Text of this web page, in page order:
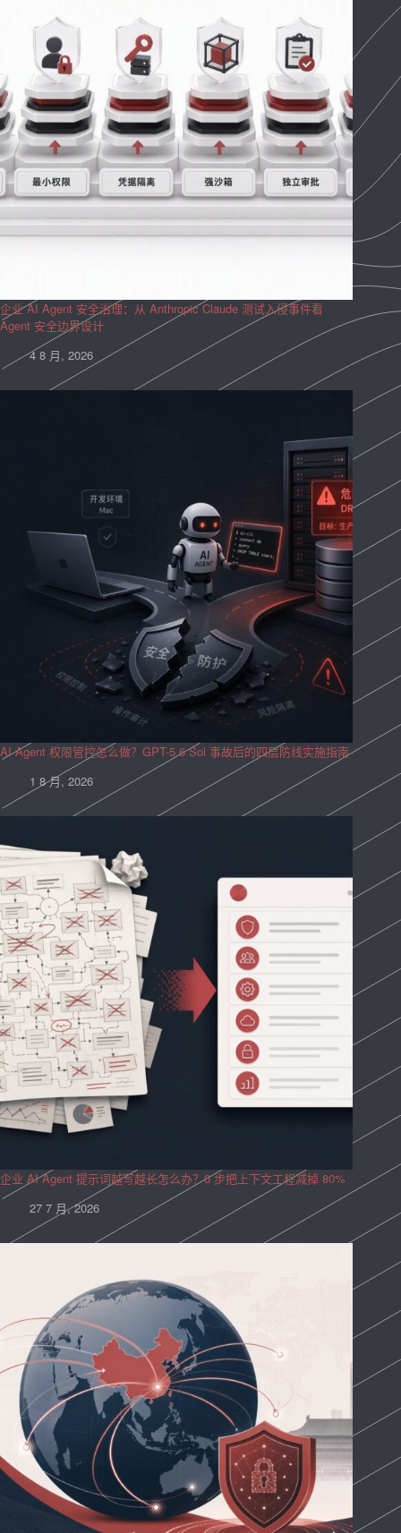
企业 AI Agent 安全治理：从 Anthropic Claude 测试入侵事件看
Agent 安全边界设计
4 8 月, 2026
AI Agent 权限管控怎么做？GPT-5.6 Sol 事故后的四层防线实施指南
1 8 月, 2026
企业 AI Agent 提示词越写越长怎么办？6 步把上下文工程减掉 80%
27 7 月, 2026